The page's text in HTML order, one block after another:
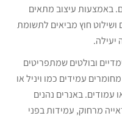
באמצעות עיצוב מתאים
ושילוט חוץ מביאים לתשומת
יעילה.
ובולטים שמתפריטים
עמידים כמו ויניל או
עמודים. באנרים נהנים
מרחוק, עמידות בפני